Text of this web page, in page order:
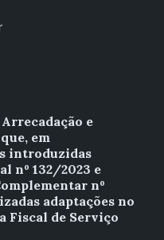
e
em
introduzidas
nº 132/2023 e
nº
adaptações no
Fiscal de Serviço